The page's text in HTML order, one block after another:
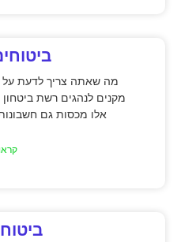
מה שאתה צריך לדעת על
מקנים לנהגים רשת
אלו מכסות גם חשבונות